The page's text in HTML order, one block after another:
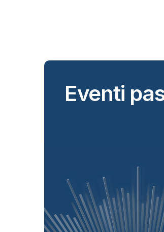
Eventi